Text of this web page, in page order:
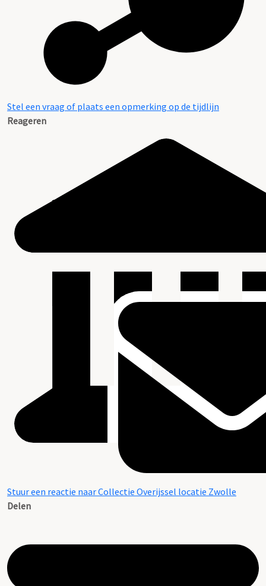
Stel een vraag of plaats een opmerking op de tijdlijn
Reageren
Stuur een reactie naar Collectie Overijssel locatie Zwolle
Delen